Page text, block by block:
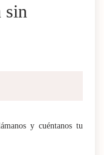
sin
y cuéntanos tu